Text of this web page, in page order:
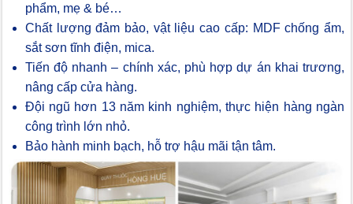
phẩm, mẹ & bé…
Chất lượng đảm bảo, vật liệu cao cấp: MDF chống ẩm,
sắt sơn tĩnh điện, mica.
Tiến độ nhanh – chính xác, phù hợp dự án khai trương,
nâng cấp cửa hàng.
Đội ngũ hơn 13 năm kinh nghiệm, thực hiện hàng ngàn
công trình lớn nhỏ.
Bảo hành minh bạch, hỗ trợ hậu mãi tận tâm.